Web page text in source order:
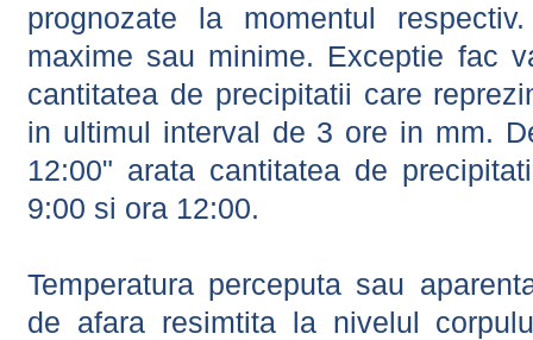
prognozate la momentul
maxime sau minime. Exceptie fac
cantitatea de precipitatii care
in ultimul interval de 3 ore in mm.
12:00" arata cantitatea de
9:00 si ora 12:00.
Temperatura perceputa sau
de afara resimtita la nivelul